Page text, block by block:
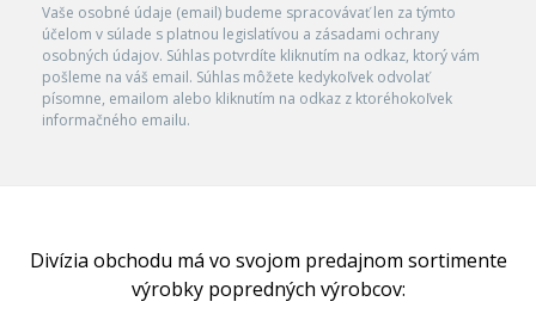
Vaše osobné údaje (email) budeme spracovávať len za týmto
účelom v súlade s platnou legislatívou a zásadami ochrany
osobných údajov. Súhlas potvrdíte kliknutím na odkaz, ktorý vám
pošleme na váš email. Súhlas môžete kedykoľvek odvolať
písomne, emailom alebo kliknutím na odkaz z ktoréhokoľvek
informačného emailu.
Divízia obchodu má vo svojom predajnom sortimente
výrobky popredných výrobcov: